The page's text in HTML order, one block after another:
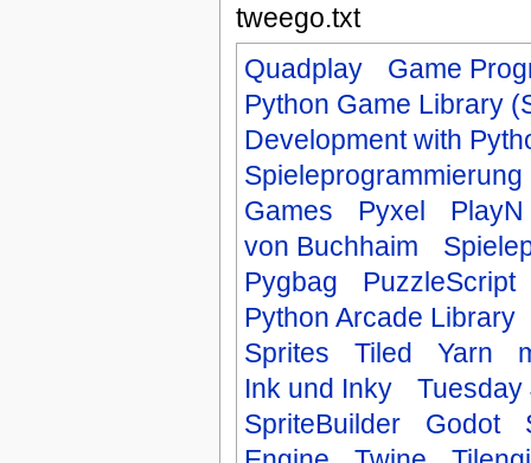
tweego.txt
Quadplay
Game
Python Game Library
Development with
Spieleprogrammierung
Games
Pyxel
PlayN
von Buchhaim
Pygbag
PuzzleScript
Python Arcade Library
Sprites
Tiled Yarn
Ink und Inky
Tuesday
SpriteBuilder
Godot